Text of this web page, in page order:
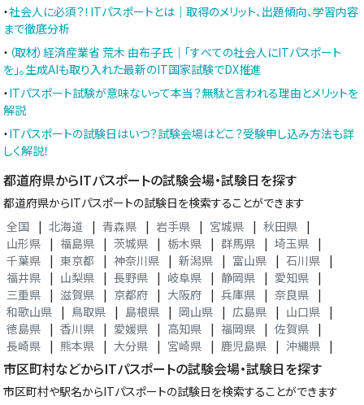
・社会人に必須？！ITパスポートとは｜取得のメリット、出題傾向、学習内容
まで徹底分析
・ （取材）経済産業省 荒木 由布子氏｜「すべての社会人にITパスポート
を」。生成AIも取り入れた最新のIT国家試験でDX推進
・ITパスポート試験が意味ないって本当？無駄と言われる理由とメリットを
解説
・ITパスポートの試験日はいつ？試験会場はどこ？受験申し込み方法も詳
しく解説！
都道府県からITパスポートの試験会場・試験日を探す
都道府県からITパスポートの試験日を検索することができます
全国
| 北海道 | 青森県 | 岩手県 | 宮城県 | 秋田県
|
山形県
| 福島県 | 茨城県 | 栃木県 | 群馬県 | 埼玉県
|
千葉県
| 東京都 | 神奈川県 | 新潟県 | 富山県 | 石川県
|
福井県
| 山梨県 | 長野県 | 岐阜県 | 静岡県 | 愛知県
|
三重県
| 滋賀県 | 京都府 | 大阪府 | 兵庫県 | 奈良県
|
和歌山県
| 鳥取県 | 島根県 | 岡山県 | 広島県 | 山口県
|
徳島県
| 香川県 | 愛媛県 | 高知県 | 福岡県 | 佐賀県
|
長崎県
| 熊本県 | 大分県 | 宮崎県 | 鹿児島県 | 沖縄県 |
市区町村などからITパスポートの試験会場・試験日を探す
市区町村や駅名からITパスポートの試験日を検索することができます